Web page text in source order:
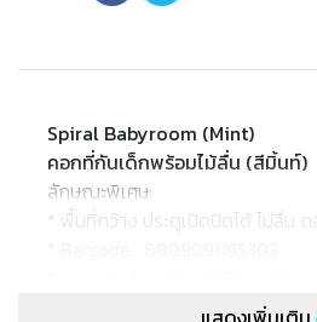
Spiral Babyroom (Mint)
คอกที่กันเด็กพร้อมไม้ลื่น (สีมิ้นท์)
ลักษณะพิเศษ:
* พื้นที่กว้าง ประตูเปิดปิดได้ ไม่ลื่น
* ขนาดลัง : 82 x 50.5 x 71.5cm.